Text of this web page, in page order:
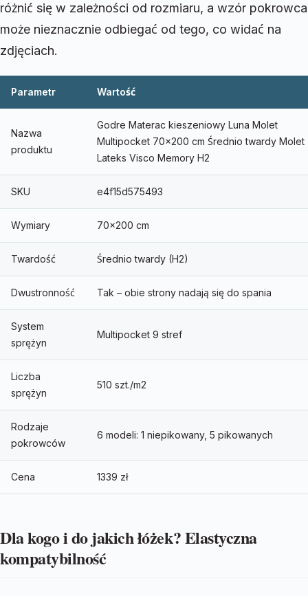
różnić się w zależności od rozmiaru, a wzór pokrowca
może nieznacznie odbiegać od tego, co widać na
zdjęciach.
Parametr Wartość
Nazwa
produktu
Godre Materac kieszeniowy Luna Molet
Multipocket 70×200 cm Średnio twardy Molet
Lateks Visco Memory H2
SKU e4f15d575493
Wymiary 70×200 cm
Twardość Średnio twardy (H2)
Dwustronność Tak – obie strony nadają się do spania
System
sprężyn
Multipocket 9 stref
Liczba
sprężyn
510 szt./m2
Rodzaje
pokrowców
6 modeli: 1 niepikowany, 5 pikowanych
Cena 1339 zł
Dla kogo i do jakich łóżek? Elastyczna
kompatybilność